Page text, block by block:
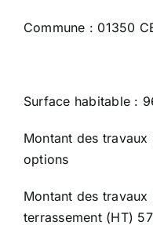
Commune : 01350
Surface habitable :
Montant des
options
Montant des travaux
terrassement (HT)